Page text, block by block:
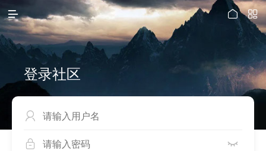
 

登录社区

 